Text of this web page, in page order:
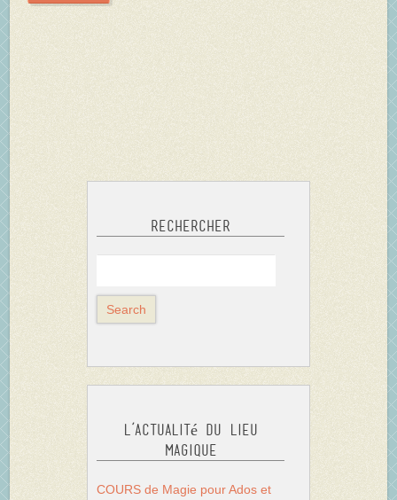
Rechercher
L’actualité du Lieu
Magique
COURS de Magie pour Ados et